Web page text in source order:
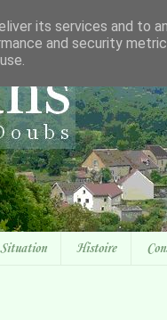
Situation Histoire
its services and to
and security